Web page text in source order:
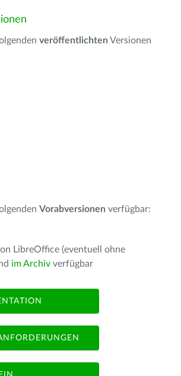
veröffentlichten Versionen
Vorabversionen verfügbar:
LibreOffice (eventuell ohne
im Archiv verfügbar